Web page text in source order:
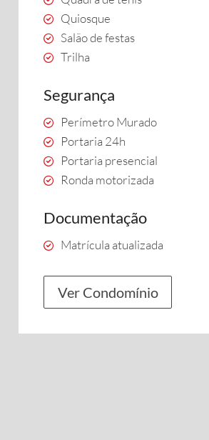
Quiosque
Salão de festas
Trilha
Segurança
Perímetro Murado
Portaria 24h
Portaria presencial
Ronda motorizada
Documentação
Matrícula atualizada
Ver Condomínio